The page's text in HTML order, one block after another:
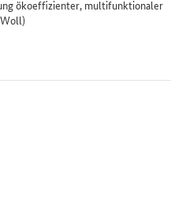
ökoeffizienter, multifunktionaler